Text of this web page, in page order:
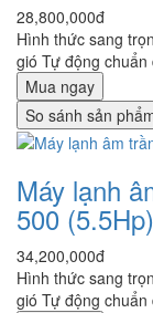
28,800,000đ
Hình thức sang
gió Tự động
Mua ngay
So sánh sản
Máy lạnh
500 (5.5Hp)
34,200,000đ
Hình thức sang
gió Tự động